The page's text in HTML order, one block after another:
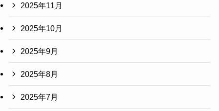
2025年11月
2025年10月
2025年9月
2025年8月
2025年7月